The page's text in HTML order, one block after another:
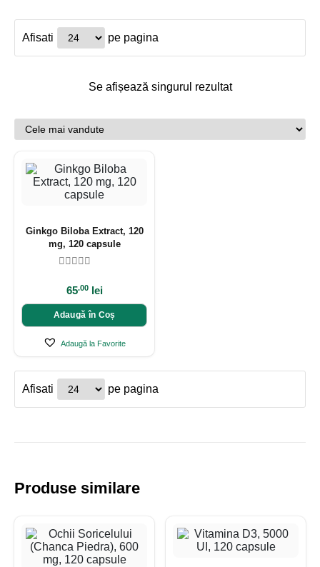
Afisati pe pagina
Se afișează singurul rezultat
Ginkgo Biloba Extract, 120
mg, 120 capsule
65.00 lei
Adaugă în Coș
Adaugă la Favorite
Afisati pe pagina
Produse similare